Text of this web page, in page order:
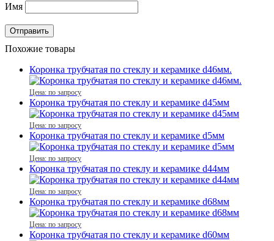
Имя
Похожие товары
Коронка трубчатая по стеклу и керамике d46мм.
Цена: по запросу
Коронка трубчатая по стеклу и керамике d45мм
Цена: по запросу
Коронка трубчатая по стеклу и керамике d5мм
Цена: по запросу
Коронка трубчатая по стеклу и керамике d44мм
Цена: по запросу
Коронка трубчатая по стеклу и керамике d68мм
Цена: по запросу
Коронка трубчатая по стеклу и керамике d60мм